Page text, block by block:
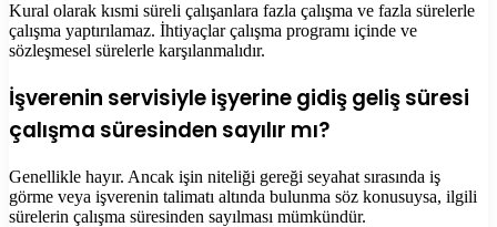
Kural olarak kısmi süreli çalışanlara fazla çalışma ve fazla sürelerle
çalışma yaptırılamaz. İhtiyaçlar çalışma programı içinde ve
sözleşmesel sürelerle karşılanmalıdır.
İşverenin servisiyle işyerine gidiş geliş süresi
çalışma süresinden sayılır mı?
Genellikle hayır. Ancak işin niteliği gereği seyahat sırasında iş
görme veya işverenin talimatı altında bulunma söz konusuysa, ilgili
sürelerin çalışma süresinden sayılması mümkündür.